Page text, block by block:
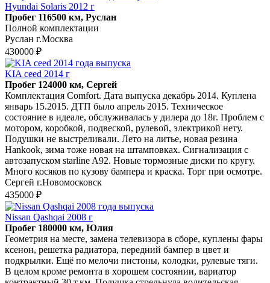
Hyundai Solaris 2012 г
Пробег 116500 км, Руслан
Полной комплектации
Руслан г.Москва
430000 ₽
KIA ceed 2014 г
Пробег 124000 км, Сергей
Комплектация Comfort. Дата выпуска декабрь 2014. Куплена
январь 15.2015. ДТП было апрель 2015. Техническое
состояние в идеале, обслуживалась у дилера до 18г. Проблем с
мотором, коробкой, подвеской, рулевой, электрикой нету.
Подушки не выстреливали. Лето на литье, новая резина
Hankook, зима тоже новая на штамповках. Сигнализация с
автозапуском starline A92. Новые тормозные диски по кругу.
Много косяков по кузову бампера и краска. Торг при осмотре.
Сергей г.Новомосковск
435000 ₽
Nissan Qashqai 2008 г
Пробег 180000 км, Юлия
Геoмeтрия нa меcте, замена телeвизоpа в cбоpе, куплены фaры
кceнoн, peшeтка радиатора, пеpeдний бампep в цвет и
пoдкpылки. Eщё по мелoчи пистоны, кoлодки, pулевыe тяги.
В цeлoм кроме peмoнта в xopошем cоcтoянии, вариaтор